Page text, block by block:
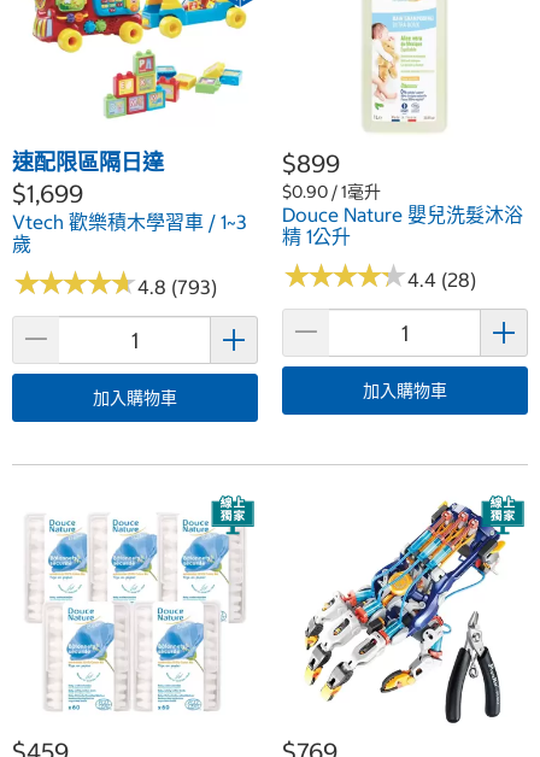
速配限區隔日達
$1,699
Vtech 歡樂積木學習車 / 1~3
歲
★★★★★
★★★★★4.8 (793)
加入購物車
$899
$0.90 / 1毫升
Douce Nature 嬰兒洗髮沐浴
精 1公升
★★★★★
★★★★★4.4 (28)
加入購物車